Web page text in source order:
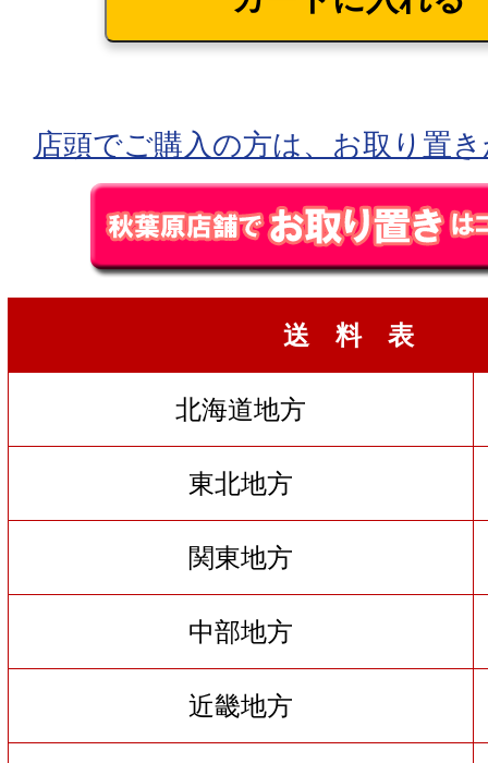
店頭でご購入の方は、お取り置
送 料 表
北海道地方
東北地方
関東地方
中部地方
近畿地方